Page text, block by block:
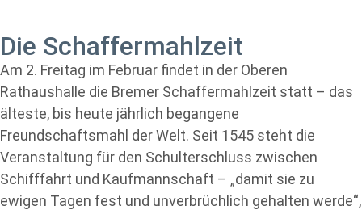
Die Schaffermahlzeit
Am 2. Freitag im Februar findet in der Oberen
Rathaushalle die Bremer Schaffermahlzeit statt – das
älteste, bis heute jährlich begangene
Freundschaftsmahl der Welt. Seit 1545 steht die
Veranstaltung für den Schulterschluss zwischen
Schifffahrt und Kaufmannschaft – „damit sie zu
ewigen Tagen fest und unverbrüchlich gehalten werde“,